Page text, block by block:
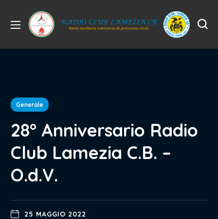
Generale
28° Anniversario Radio
Club Lamezia C.B. –
O.d.V.
25 MAGGIO 2022